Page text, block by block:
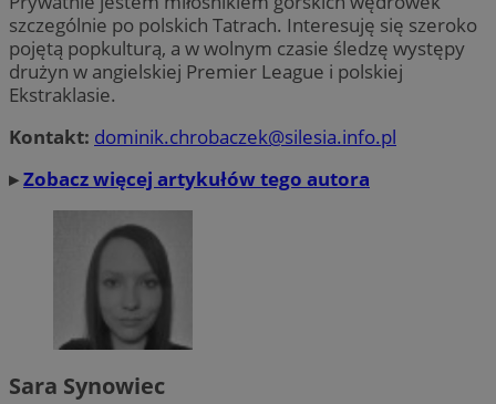
szczególnie po polskich Tatrach. Interesuję się szeroko
pojętą popkulturą, a w wolnym czasie śledzę występy
drużyn w angielskiej Premier League i polskiej
Ekstraklasie.
Kontakt: dominik.chrobaczek@silesia.info.pl
▸Zobacz więcej artykułów tego autora
Sara Synowiec